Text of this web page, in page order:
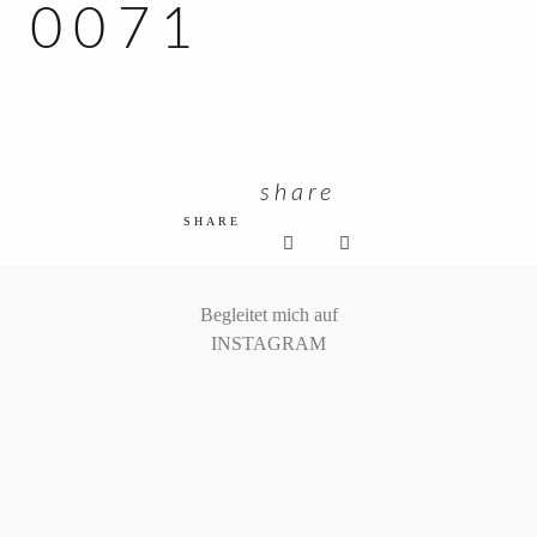
KUNDEN ZUGANG
0071
SHARE
share
Begleitet mich auf
INSTAGRAM